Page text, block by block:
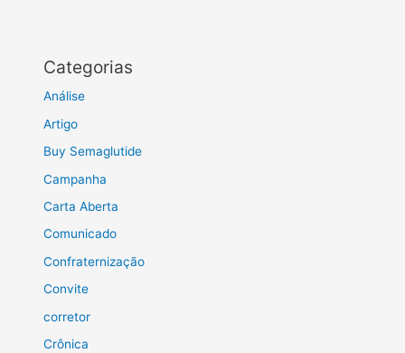
Categorias
Análise
Artigo
Buy Semaglutide
Campanha
Carta Aberta
Comunicado
Confraternização
Convite
corretor
Crônica